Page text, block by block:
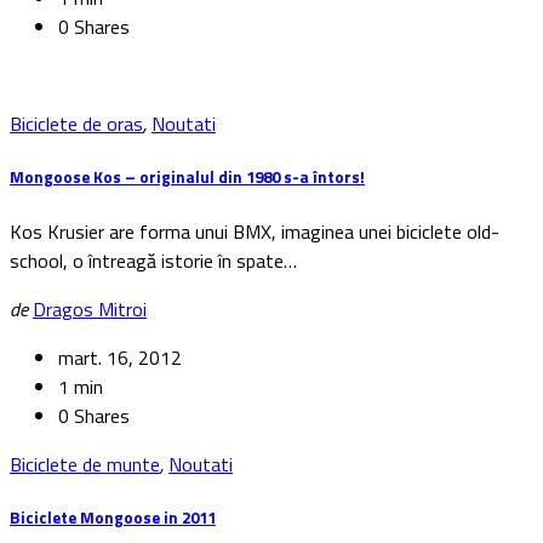
0 Shares
Biciclete de oras, Noutati
Mongoose Kos – originalul din 1980 s-a întors!
Kos Krusier are forma unui BMX, imaginea unei biciclete old-
school, o întreagă istorie în spate…
de Dragos Mitroi
mart. 16, 2012
1 min
0 Shares
Biciclete de munte, Noutati
Biciclete Mongoose in 2011